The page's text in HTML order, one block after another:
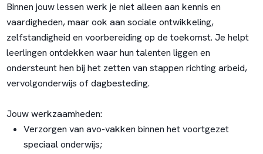
Binnen jouw lessen werk je niet alleen aan kennis en
vaardigheden, maar ook aan sociale ontwikkeling,
zelfstandigheid en voorbereiding op de toekomst. Je helpt
leerlingen ontdekken waar hun talenten liggen en
ondersteunt hen bij het zetten van stappen richting arbeid,
vervolgonderwijs of dagbesteding.
Jouw werkzaamheden:
Verzorgen van avo-vakken binnen het voortgezet
speciaal onderwijs;